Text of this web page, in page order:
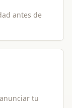
antes de
tu